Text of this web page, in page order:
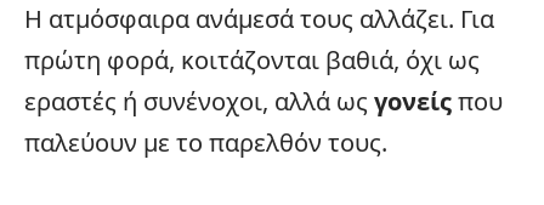
Η ατμόσφαιρα ανάμεσά τους αλλάζει. Για
πρώτη φορά, κοιτάζονται βαθιά, όχι ως
εραστές ή συνένοχοι, αλλά ως γονείςπου
παλεύουν με το παρελθόν τους.